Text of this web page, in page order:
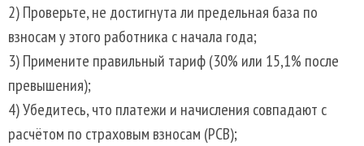
2) Проверьте, не достигнута ли предельная база по
взносам у этого работника с начала года;
3) Примените правильный тариф (30% или 15,1% после
превышения);
4) Убедитесь, что платежи и начисления совпадают с
расчётом по страховым взносам (РСВ);